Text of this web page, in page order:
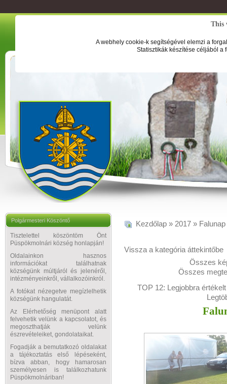
This
A webhely cookie-k segítségével elemzi a
Statisztikák készítése céljából a
Polgármesteri Köszöntő
Tisztelettel köszöntöm Önt
Püspökmolnári község honlapján!
Oldalainkon hasznos
információkat találhatnak
községünk múltjáról és jelenéről,
intézményeinkről, vállalkozóinkról.
A fotókat nézegetve megízlelhetik
községünk hangulatát.
Az Elérhetőség menüpont alatt
felvehetik velünk a kapcsolatot, és
megoszthatják velünk
észrevételeiket, gondolataikat.
Fogadják a bemutatkozó oldalakat
a tájékoztatás első lépéseként,
bízva abban, hogy hamarosan
személyesen is találkozhatunk
Püspökmolnáriban!
Kezdőlap » 2017 »
Vissza a kategória áttekintőbe
Összes
Összes
TOP 12: Legjobbra értékelt